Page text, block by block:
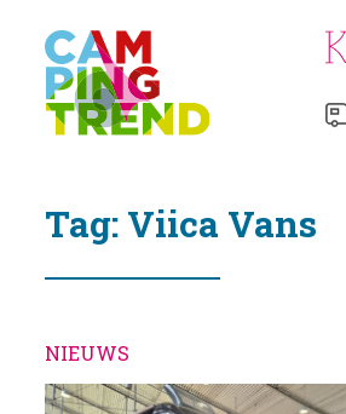
Tag: Viica Vans
NIEUWS